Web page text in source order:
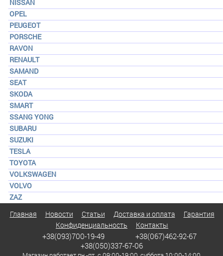
NISSAN
OPEL
PEUGEOT
PORSCHE
RAVON
RENAULT
SAMAND
SEAT
SKODA
SMART
SSANG YONG
SUBARU
SUZUKI
TESLA
TOYOTA
VOLKSWAGEN
VOLVO
ZAZ
Главная Новости Статьи Доставка и оплата
Гарантия
Конфиденциальность
Контакты
+38(093)700-19-49
+38(067)462-92-67
+38(050)337-67-06